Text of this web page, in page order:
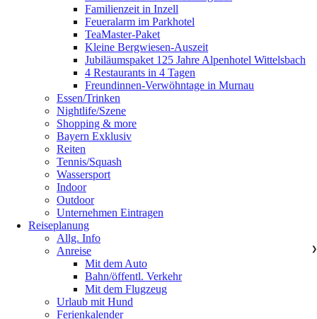
Familienzeit in Inzell
Feueralarm im Parkhotel
TeaMaster-Paket
Kleine Bergwiesen-Auszeit
Jubiläumspaket 125 Jahre Alpenhotel Wittelsbach
4 Restaurants in 4 Tagen
Freundinnen-Verwöhntage in Murnau
Essen/Trinken
Nightlife/Szene
Shopping & more
Bayern Exklusiv
Reiten
Tennis/Squash
Wassersport
Indoor
Outdoor
Unternehmen Eintragen
Reiseplanung
Allg. Info
Anreise
❯
Mit dem Auto
Bahn/öffentl. Verkehr
Mit dem Flugzeug
Urlaub mit Hund
Ferienkalender